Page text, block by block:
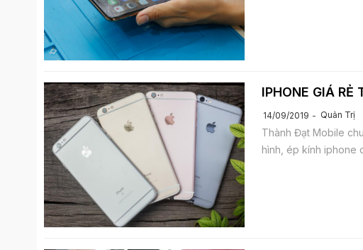
IPHONE GIÁ RẺ
14/09/2019 Quản Trị
Thành Đạt Mobile
hình, ép kính iphone